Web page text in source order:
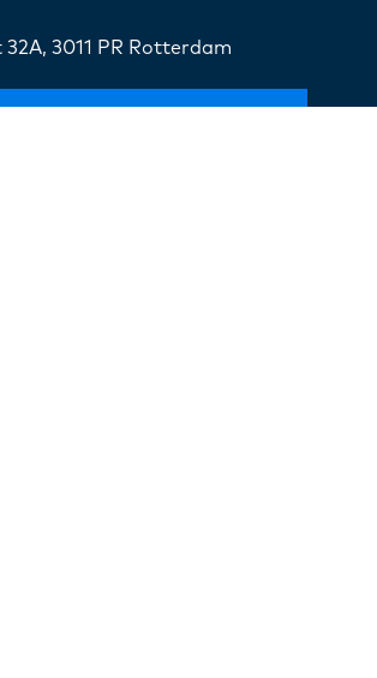
3011 PR Rotterdam